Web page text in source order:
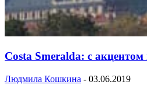
Costa Smeralda: с
Людмила Кошкина - 03.06.2019